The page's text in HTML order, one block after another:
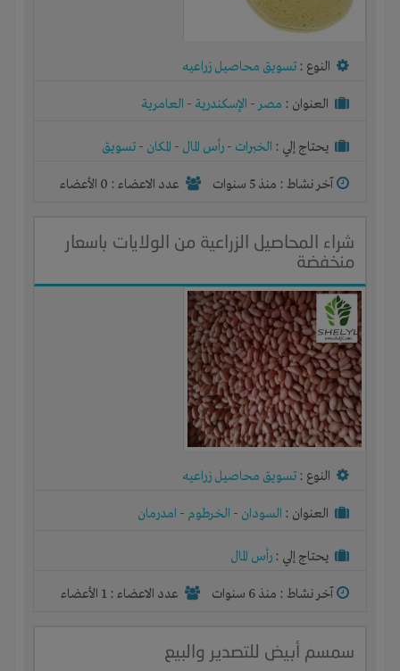
النوع : تسويق محاصيل زراعيه
العنوان : مصر- الإسكندرية - العامرية
يحتاج إلي : الخبرات - رأس المال - المكان - تسويق
آخر نشاط : منذ 5 سنوات عدد الاعضاء : 0 الأعضاء
شراء المحاصيل الزراعية من الولايات باسعار
منخفضة
النوع : تسويق محاصيل زراعيه
العنوان : السودان - الخرطوم - امدرمان
يحتاج إلي : رأس المال
آخر نشاط : منذ 6 سنوات عدد الاعضاء : 1 الأعضاء
سمسم أبيض للتصدير والبيع